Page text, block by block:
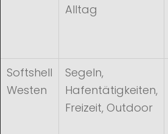
Alltag
Softshell
Westen
Segeln,
Hafentätigkeiten,
Freizeit, Outdoor